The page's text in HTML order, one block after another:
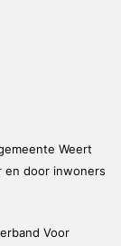
Weert
en door inwoners
Voor